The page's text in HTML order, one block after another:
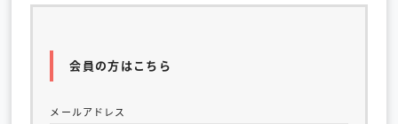
会員の方はこちら
メールアドレス